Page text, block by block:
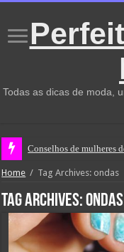
Todas as dicas de moda,
Conselhos de mulheres
Home / Tag Archives: ondas
Tag Archives:ondas